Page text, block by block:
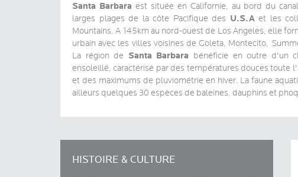
Santa Barbara est située en Californie, au bord du
larges plages de la côte Pacifique des U.S.Aet les
Mountains. A 145km au nord-ouest de Los Angeles, elle
urbain avec les villes voisines de Goleta, Montecito,
La région de Santa Barbara bénéficie en outre d'un
ensoleillé, caractérisé par des températures douces toute
et des maximums de pluviométrie en hiver. La faune
ailleurs quelques 30 espèces de baleines, dauphins et
HISTOIRE & CULTURE